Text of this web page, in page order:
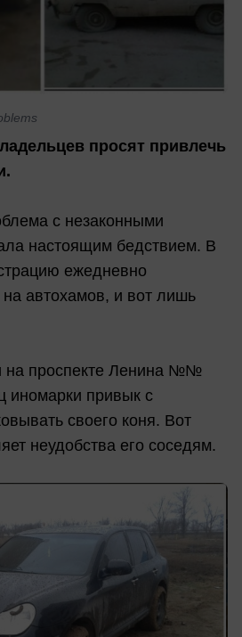
просят привлечь
с незаконными
настоящим бедствием. В
ежедневно
автохамов, и вот лишь
на проспекте Ленина №№
иномарки привык с
своего коня. Вот
неудобства его соседям.